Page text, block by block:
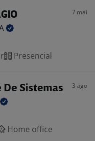
7 mai
Presencial
De Sistemas 3 ago
Home office